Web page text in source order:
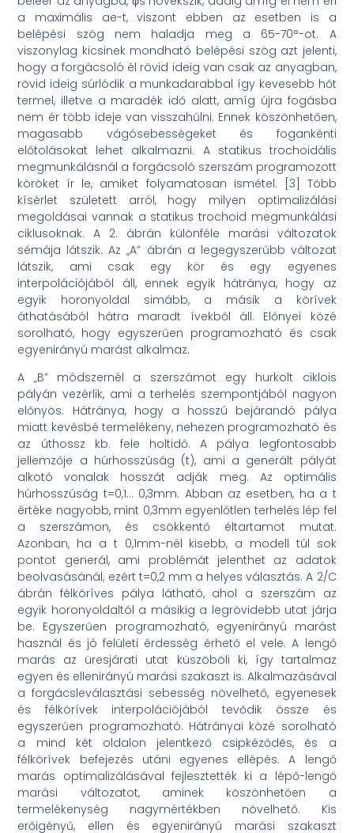
a maximális ae-t, viszont ebben az esetben is a
belépési szög nem haladja meg a 65-70°-ot. A
viszonylag kicsinek mondható belépési szög azt jelenti,
hogy a forgácsoló él rövid ideig van csak az anyagban,
rövid ideig súrlódik a munkadarabbal így kevesebb hőt
termel, illetve a maradék idő alatt, amíg újra fogásba
nem ér több ideje van visszahűlni. Ennek köszönhetően,
magasabb vágósebességeket és fogankénti
előtolásokat lehet alkalmazni. A statikus trochoidális
megmunkálásnál a forgácsoló szerszám programozott
köröket ír le, amiket folyamatosan ismétel. [3] Több
kísérlet született arról, hogy milyen optimalizálási
megoldásai vannak a statikus trochoid megmunkálási
ciklusoknak. A 2. ábrán különféle marási változatok
sémája látszik. Az „A” ábrán a legegyszerűbb változat
látszik, ami csak egy kör és egy egyenes
interpolációjából áll, ennek egyik hátránya, hogy az
egyik horonyoldal simább, a másik a körívek
áthatásából hátra maradt ívekből áll. Előnyei közé
sorolható, hogy egyszerűen programozható és csak
egyenirányú marást alkalmaz.
A „B” módszernél a szerszámot egy hurkolt ciklois
pályán vezérlik, ami a terhelés szempontjából nagyon
előnyös. Hátránya, hogy a hosszú bejárandó pálya
miatt kevésbé termelékeny, nehezen programozható és
az úthossz kb. fele holtidő. A pálya legfontosabb
jellemzője a húrhosszúság (t), ami a generált pályát
alkotó vonalak hosszát adják meg. Az optimális
húrhosszúság t=0,1… 0,3mm. Abban az esetben, ha a t
értéke nagyobb, mint 0,3mm egyenlőtlen terhelés lép fel
a szerszámon, és csökkentő éltartamot mutat.
Azonban, ha a t 0,1mm-nél kisebb, a modell túl sok
pontot generál, ami problémát jelenthet az adatok
beolvasásánál, ezért t=0,2 mm a helyes választás. A 2/C
ábrán félköríves pálya látható, ahol a szerszám az
egyik horonyoldaltól a másikig a legrövidebb utat járja
be. Egyszerűen programozható, egyenirányú marást
használ és jó felületi érdesség érhető el vele. A lengő
marás az üresjárati utat küszöböli ki, így tartalmaz
egyen és ellenirányú marási szakaszt is. Alkalmazásával
a forgácsleválasztási sebesség növelhető, egyenesek
és félkörívek interpolációjából tevődik össze és
egyszerűen programozható. Hátrányai közé sorolható
a mind két oldalon jelentkező csipkéződés, és a
félkörívek befejezés utáni egyenes ellépés. A lengő
marás optimalizálásával fejlesztették ki a lépő-lengő
marási változatot, aminek köszönhetően a
termelékenység nagymértékben növelhető. Kis
erőigényű, ellen és egyenirányú marási szakaszt